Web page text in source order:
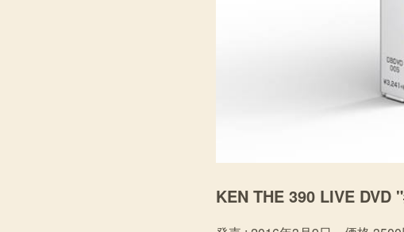
KEN THE 390 LIVE DVD